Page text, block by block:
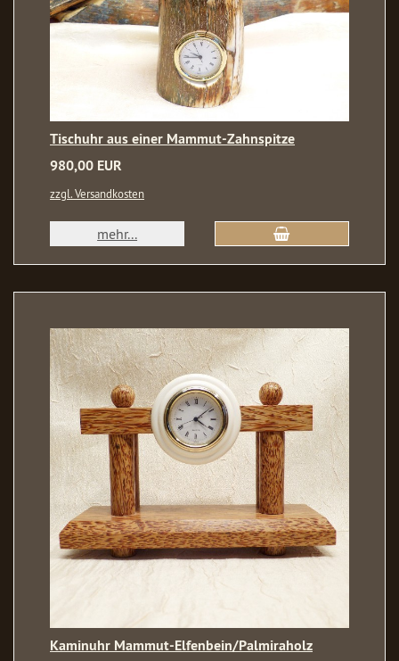
Tischuhr aus einer Mammut-Zahnspitze
980,00 EUR
zzgl. Versandkosten
mehr...
Kaminuhr Mammut-Elfenbein/Palmiraholz